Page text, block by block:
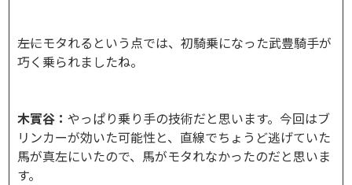
――左にモタれるという点では、初騎乗になった武豊騎手が
巧く乗られましたね。
木實谷：やっぱり乗り手の技術だと思います。今回はブ
リンカーが効いた可能性と、直線でちょうど逃げていた
馬が真左にいたので、馬がモタれなかったのだと思いま
す。